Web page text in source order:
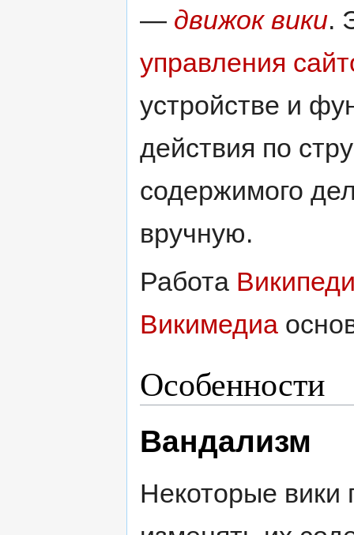
— движок вики.
управления
устройстве и
действия по
содержимого
вручную.
Работа
Викимедиа
Особенности
Вандализм
Некоторые